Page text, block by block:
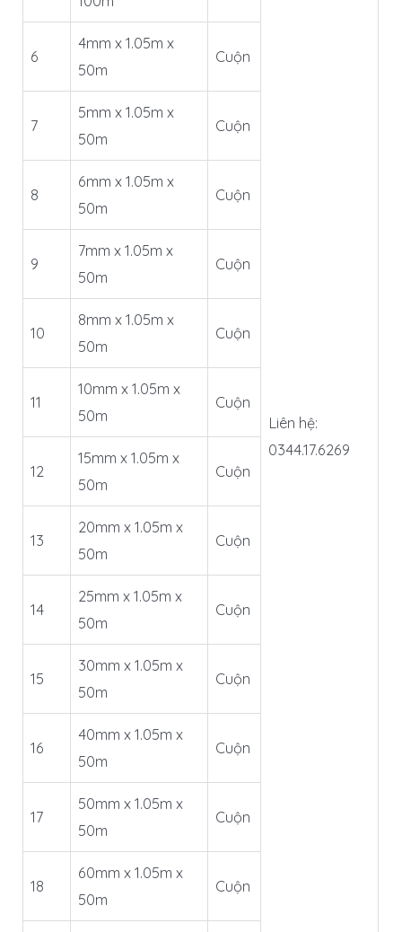
Liên hệ:
0344.17.6269
6
4mm x 1.05m x
50m
Cuộn
7
5mm x 1.05m x
50m
Cuộn
8
6mm x 1.05m x
50m
Cuộn
9
7mm x 1.05m x
50m
Cuộn
10
8mm x 1.05m x
50m
Cuộn
11
10mm x 1.05m x
50m
Cuộn
12
15mm x 1.05m x
50m
Cuộn
13
20mm x 1.05m x
50m
Cuộn
14
25mm x 1.05m x
50m
Cuộn
15
30mm x 1.05m x
50m
Cuộn
16
40mm x 1.05m x
50m
Cuộn
17
50mm x 1.05m x
50m
Cuộn
18
60mm x 1.05m x
50m
Cuộn